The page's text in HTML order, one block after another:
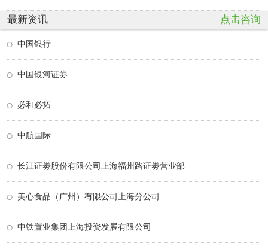
最新资讯 点击咨询
中国银行
中国银河证券
必和必拓
中航国际
长江证劵股份有限公司上海福州路证劵营业部
美心食品（广州）有限公司上海分公司
中铁置业集团上海投资发展有限公司